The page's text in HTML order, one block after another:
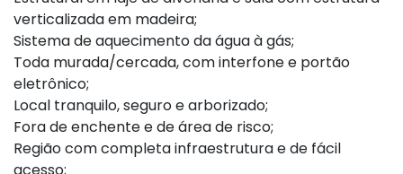
verticalizada em madeira;
Sistema de aquecimento da água à gás;
Toda murada/cercada, com interfone e portão
eletrônico;
Local tranquilo, seguro e arborizado;
Fora de enchente e de área de risco;
Região com completa infraestrutura e de fácil